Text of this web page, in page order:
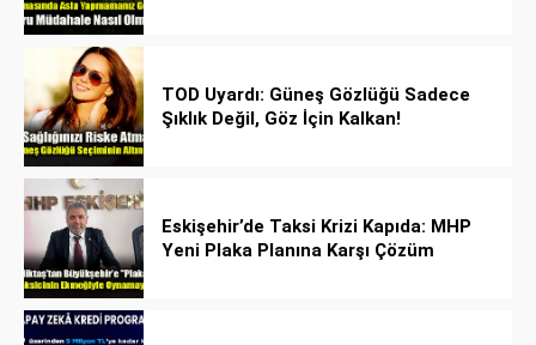
TOD Uyardı: Güneş Gözlüğü Sadece
Şıklık Değil, Göz İçin Kalkan!
Eskişehir’de Taksi Krizi Kapıda: MHP
Yeni Plaka Planına Karşı Çözüm